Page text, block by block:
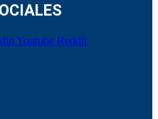
Youtube Reddit